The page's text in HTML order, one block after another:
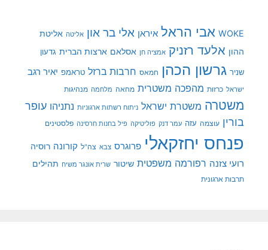
WOKE אבי הראל איראן אלי בר און אליטה אליטת
ההון אלעד רזניק אמציה חן אסלאם ארצות הברית גדעון
שניר גרשון הכהן חמאס חרבות ברזל טראמפ יאיר רגב
ישראל כרזות מהפכה משטרית מחאה מלחמה מנהיגות
משטרה משטרת ישראל ניתוח רשתות ארגוניות נתניהו עופר
בורין עוצמה עזה עמר דנק פוליטיקה פיל בחנות חרסינה פלסטינים
פנחס יחזקאלי פרוגרס צבא צה"ל קורונה רוסיה
רועי צזנה רפורמה משפטית שיטור שרית אונגר משיח תהילים
תרבות ארגונית